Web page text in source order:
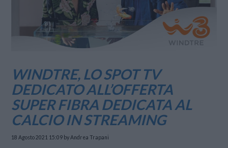
WINDTRE, LO SPOT TV
DEDICATO ALL’OFFERTA
SUPER FIBRA DEDICATA AL
CALCIO IN STREAMING
18 Agosto 2021 15:09 by Andrea Trapani